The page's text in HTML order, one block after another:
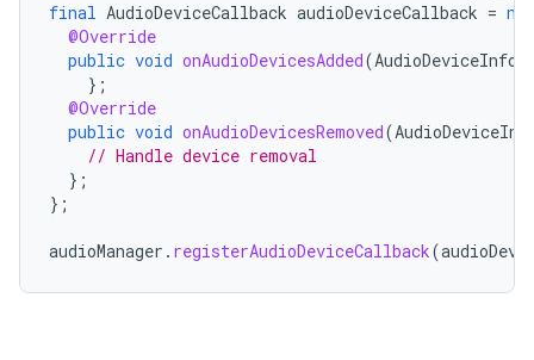
final AudioDeviceCallback audioDeviceCallback = new
@Override
public void onAudioDevicesAdded(AudioDeviceInfo
};
@Override
public void onAudioDevicesRemoved(
// Handle device removal
};
};
audioManager . registerAudioDeviceCallback(